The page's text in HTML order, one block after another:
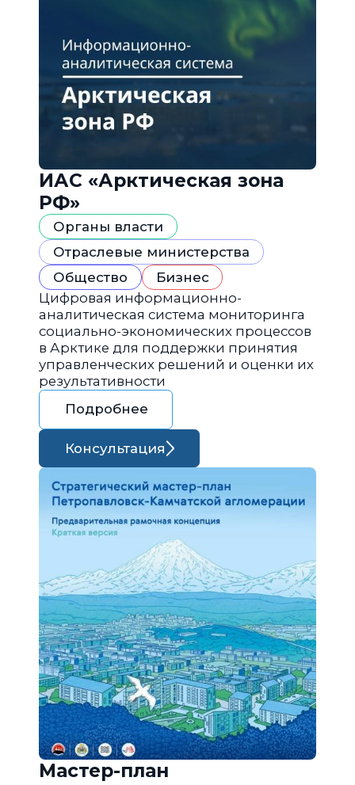
ИАС «Арктическая зона
РФ»
Органы власти
Отраслевые министерства
Общество
Бизнес
Цифровая информационно-
аналитическая система мониторинга
социально-экономических процессов
в Арктике для поддержки принятия
управленческих решений и оценки их
результативности
Подробнее
Консультация
Мастер-план